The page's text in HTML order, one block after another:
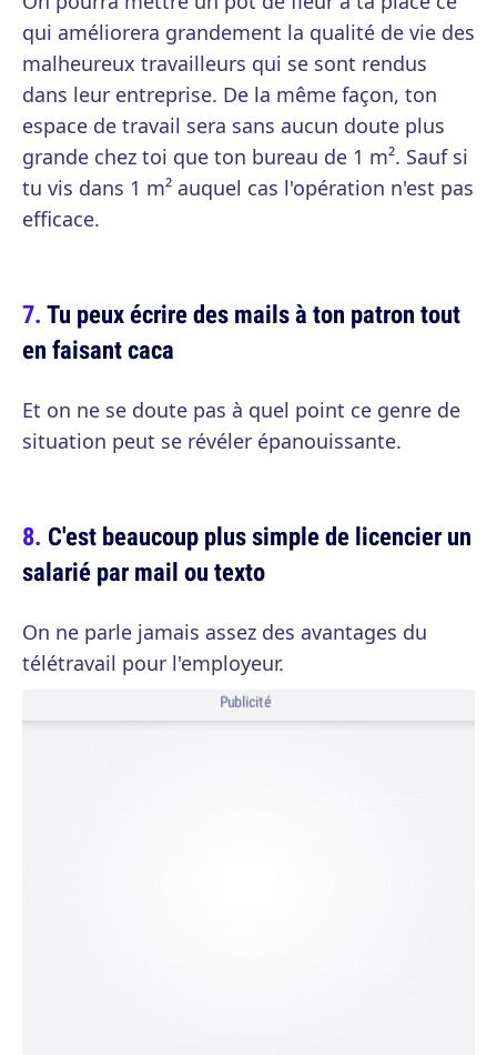
qui améliorera grandement la qualité de vie des
malheureux travailleurs qui se sont rendus
dans leur entreprise. De la même façon, ton
espace de travail sera sans aucun doute plus
grande chez toi que ton bureau de 1 m². Sauf si
tu vis dans 1 m² auquel cas l'opération n'est pas
efficace.
Tu peux écrire des mails à ton patron tout
en faisant caca
Et on ne se doute pas à quel point ce genre de
situation peut se révéler épanouissante.
C'est beaucoup plus simple de licencier un
salarié par mail ou texto
On ne parle jamais assez des avantages du
télétravail pour l'employeur.
Publicité